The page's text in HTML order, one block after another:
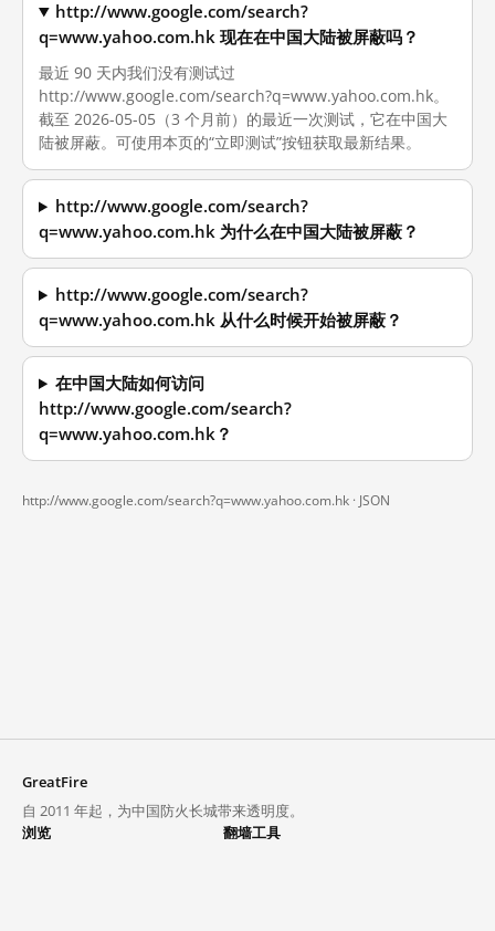
http://www.google.com/search?
q=www.yahoo.com.hk 现在在中国大陆被屏蔽吗？
最近 90 天内我们没有测试过
http://www.google.com/search?q=www.yahoo.com.hk。
截至 2026-05-05（3 个月前）的最近一次测试，它在中国大
陆被屏蔽。可使用本页的“立即测试”按钮获取最新结果。
http://www.google.com/search?
q=www.yahoo.com.hk 为什么在中国大陆被屏蔽？
http://www.google.com/search?
q=www.yahoo.com.hk 从什么时候开始被屏蔽？
在中国大陆如何访问
http://www.google.com/search?
q=www.yahoo.com.hk？
http://www.google.com/search?q=www.yahoo.com.hk · JSON
GreatFire
自 2011 年起，为中国防火长城带来透明度。
浏览
翻墙工具